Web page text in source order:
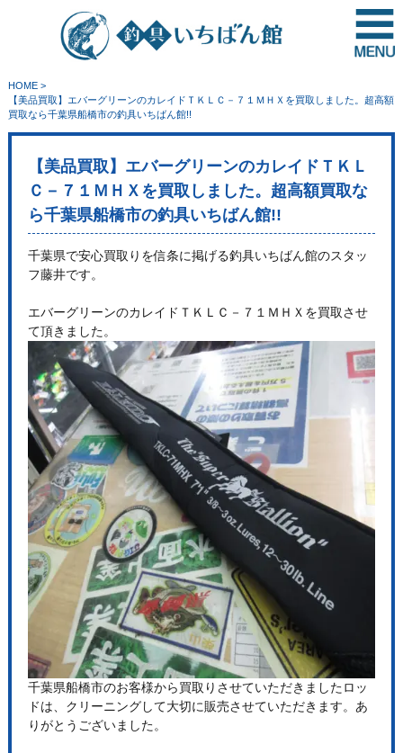
HOME>
【美品買取】エバーグリーンのカレイドＴＫＬＣ－７１ＭＨＸを買取しました。超高額
買取なら千葉県船橋市の釣具いちばん館!!
【美品買取】エバーグリーンのカレイドＴＫＬ
Ｃ－７１ＭＨＸを買取しました。超高額買取な
ら千葉県船橋市の釣具いちばん館!!
千葉県で安心買取りを信条に掲げる釣具いちばん館のスタッ
フ藤井です。
エバーグリーンのカレイドＴＫＬＣ－７１ＭＨＸを買取させ
て頂きました。
千葉県船橋市のお客様から買取りさせていただきましたロッ
ドは、クリーニングして大切に販売させていただきます。あ
りがとうございました。